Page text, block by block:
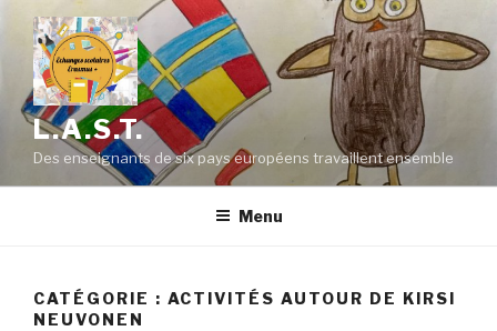
Aller
contenu
principal
L.A.S.T.
Des enseignants de six pays européens travaillent ensemble
Menu
CATÉGORIE : ACTIVITÉS AUTOUR DE KIRSI
NEUVONEN